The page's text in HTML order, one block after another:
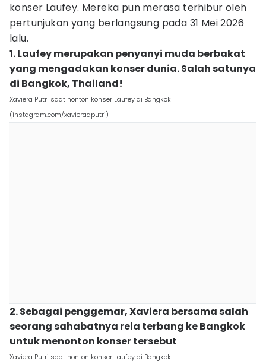
konser Laufey. Mereka pun merasa terhibur oleh
pertunjukan yang berlangsung pada 31 Mei 2026
lalu.
1. Laufey merupakan penyanyi muda berbakat
yang mengadakan konser dunia. Salah satunya
di Bangkok, Thailand!
Xaviera Putri saat nonton konser Laufey di Bangkok
(instagram.com/xavieraaputri)
2. Sebagai penggemar, Xaviera bersama salah
seorang sahabatnya rela terbang ke Bangkok
untuk menonton konser tersebut
Xaviera Putri saat nonton konser Laufey di Bangkok